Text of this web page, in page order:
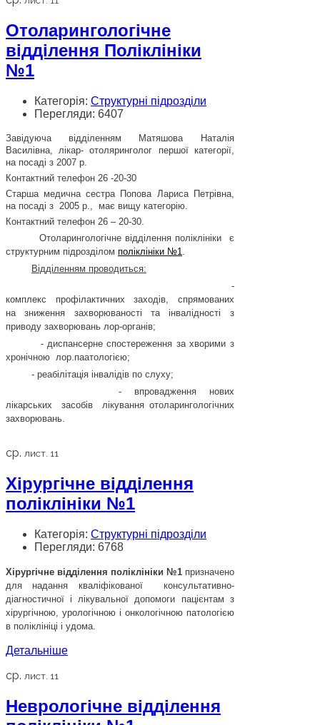
Отоларингологічне
відділення Поліклініки
№1
Категорія: Структурні підрозділи
Перегляди: 6407
Завідуюча відділенням
Матяшова Наталія
Василівна, лікар- отоляринголог першої категорії,
на посаді з 2007 р.
Контактний телефон 26 -20-30
Старша медична сестра Попова Лариса Петрівна,
на посаді з 2005 р.,
має вищу категорію.
Контактний телефон 26 – 20-30.
Отоларингологічне відділення поліклініки
є
структурним підрозділом поліклініки №1.
Відділенням проводиться:
-
комплекс
профілактичних заходів,
спрямованих
на зниження
захворюваності та інвалідності з
приводу захворювань лор-органів;
- диспансерне спостереження за хворими з
хронічною лор.паатологією;
- реабілітація інвалідів по слуху;
-
впровадження нових
лікарських
засобів
лікування отоларингологічних
захворювань.
ср. лист. 11
Хірургічне відділення
поліклініки №1
Категорія: Структурні підрозділи
Перегляди: 6768
Хірургічне відділення поліклініки №1 призначено
для надання кваліфікованої консультативно-
діагностичної і лікувальної допомоги пацієнтам з
хірургічною, урологічною і онкологічною патологією
в поліклініці і удома.
Детальніше
ср. лист. 11
Неврологічне відділення